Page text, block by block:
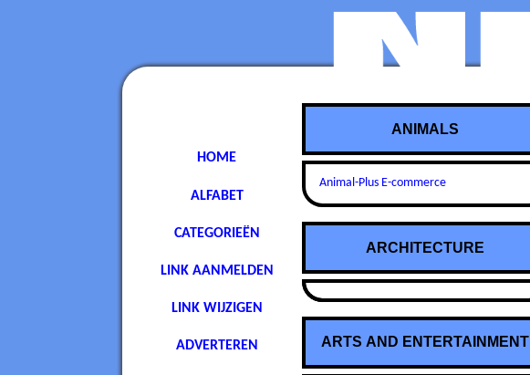
HOME
ALFABET
CATEGORIEËN
LINK AANMELDEN
LINK WIJZIGEN
ADVERTEREN
ANIMALS
Animal-Plus E-commerce
ARCHITECTURE
ARTS AND ENTERTAINMENT